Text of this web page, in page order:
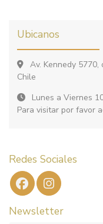
Ubicanos
Av. Kennedy
Chile
Lunes a Viernes
Para visitar por favor
Redes Sociales
Newsletter